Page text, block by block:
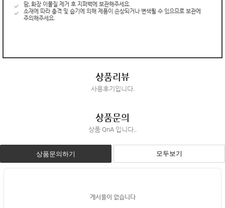
땀, 화장 이물질 제거 후 지퍼백에 보관해주세요.
소재에 따라 충격 및 습기에 의해 제품이 손상되거나 변색될 수 있으므로 보관에
주의해주세요.
상품리뷰
사용후기입니다.
상품문의
상품 QnA 입니다..
상품문의하기 모두보기
게시물이 없습니다